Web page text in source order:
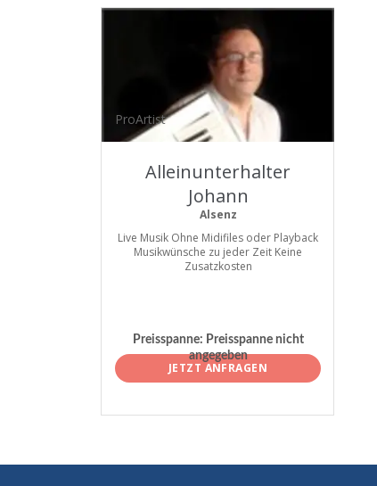
ProArtist
Alleinunterhalter
Johann
Alsenz
Live Musik Ohne Midifiles oder Playback
Musikwünsche zu jeder Zeit Keine
Zusatzkosten
Preisspanne: Preisspanne nicht
angegeben
JETZT ANFRAGEN